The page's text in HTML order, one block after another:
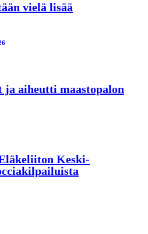
vielä lisää
aiheutti maastopalon
Keski-